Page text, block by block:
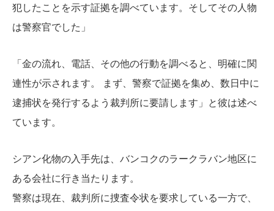
犯したことを示す証拠を調べています。そしてその人物
は警察官でした」
「金の流れ、電話、その他の行動を調べると、明確に関
連性が示されます。 まず、警察で証拠を集め、数日中に
逮捕状を発行するよう裁判所に要請します」と彼は述べ
ています。
シアン化物の入手先は、バンコクのラークラバン地区に
ある会社に行き当たります。
警察は現在、裁判所に捜査令状を要求している一方で、